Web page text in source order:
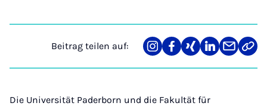
Beitrag teilen auf:
Teilen
auf
Teilen
auf
Teilen
auf
Teilen
auf
Teilen
über
Link
Die Universität Paderborn und die Fakultät für